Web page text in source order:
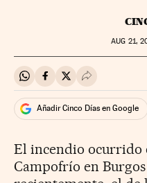
AUG 21,
Compartir en Whatsapp
Compartir en
Compartir en
Desplegar
Añadir Cinco Días en Google
El incendio ocurrido
Campofrío en Burgos